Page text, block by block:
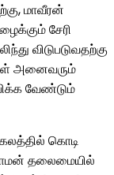
மாவீரன்
சேரி
விடுபடுவதற்கு
அனைவரும்
வேண்டும்
கொடி
தலைமையில்